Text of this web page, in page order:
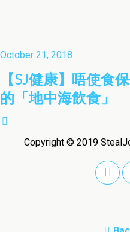
October 21, 2018
【SJ健康】唔使食
的「地中海飲食」
Copyright © 2019